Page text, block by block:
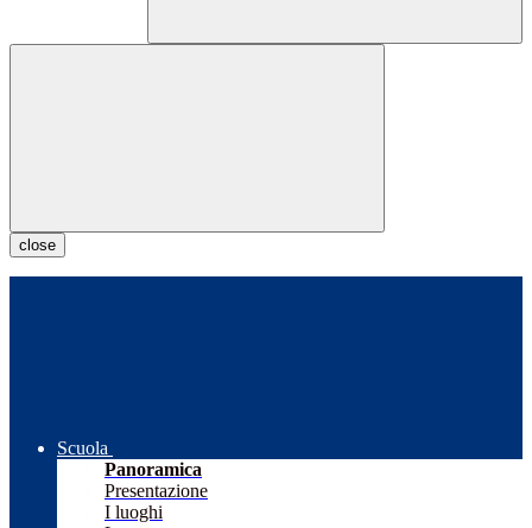
close
Scuola
Panoramica
Presentazione
I luoghi